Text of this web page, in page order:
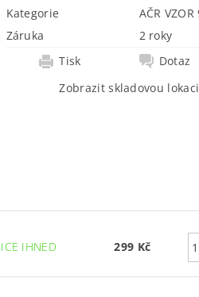
Kategorie
AČR VZOR
Záruka
2 roky
Tisk
Dotaz
Zobrazit skladovou lokaci
IHNED 299 Kč